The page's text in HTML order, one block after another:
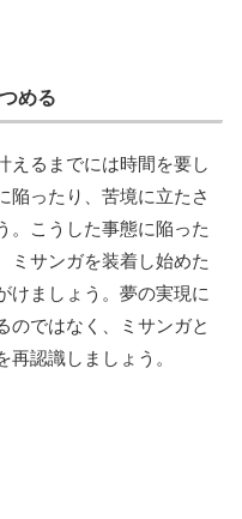
める
えるまでには時間を要し
陥ったり、苦境に立たさ
。こうした事態に陥った
ミサンガを装着し始めた
けましょう。夢の実現に
のではなく、ミサンガと
認識しましょう。